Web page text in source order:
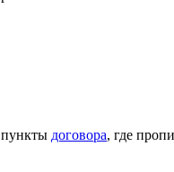
пункты договора, где